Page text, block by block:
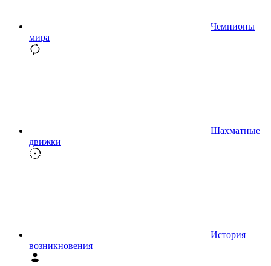
Чемпионы
мира
Шахматные
движки
История
возникновения